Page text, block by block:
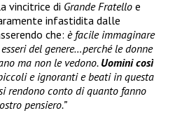
vincitrice di Grande Fratello e
infastidita dalle
che: è facile immaginare
del genere…perché le donne
ma non le vedono. Uomini così
e ignoranti e beati in questa
rendono conto di quanto fanno
pensiero.”